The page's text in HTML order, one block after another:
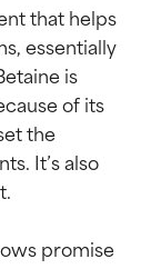
that helps
essentially
is
of its
the
It’s also
promise